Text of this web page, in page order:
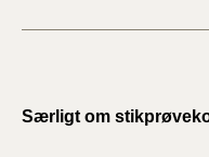
Særligt om